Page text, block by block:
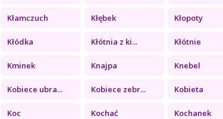
Kłamczuch Kłębek Kłopoty
Kłódka Kłótnia z ki... Kłótnie
Kminek Knajpa Knebel
Kobiece ubra... Kobiece zebr... Kobieta
Koc Kochać Kochanek